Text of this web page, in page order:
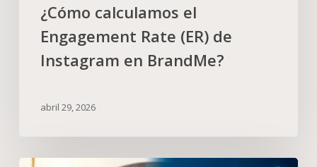
¿Cómo calculamos el
Engagement Rate (ER) de
Instagram en BrandMe?
abril 29, 2026